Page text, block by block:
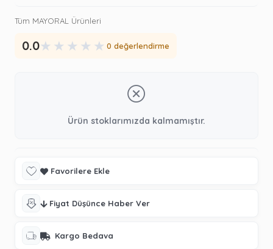
Tüm MAYORAL Ürünleri
0.0★ ★ ★ ★ ★ 0 değerlendirme
Ürün stoklarımızda kalmamıştır.
Favorilere Ekle
Fiyat Düşünce Haber Ver
Kargo Bedava